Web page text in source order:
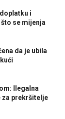
i
se mijenja
da je ubila
Ilegalna
za prekršitelje